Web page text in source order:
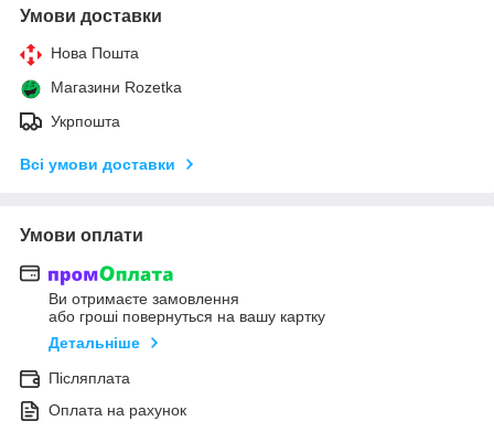
Умови доставки
Нова Пошта
Магазини Rozetka
Укрпошта
Всі умови доставки
Умови оплати
Ви отримаєте замовлення
або гроші повернуться на вашу картку
Детальніше
Післяплата
Оплата на рахунок